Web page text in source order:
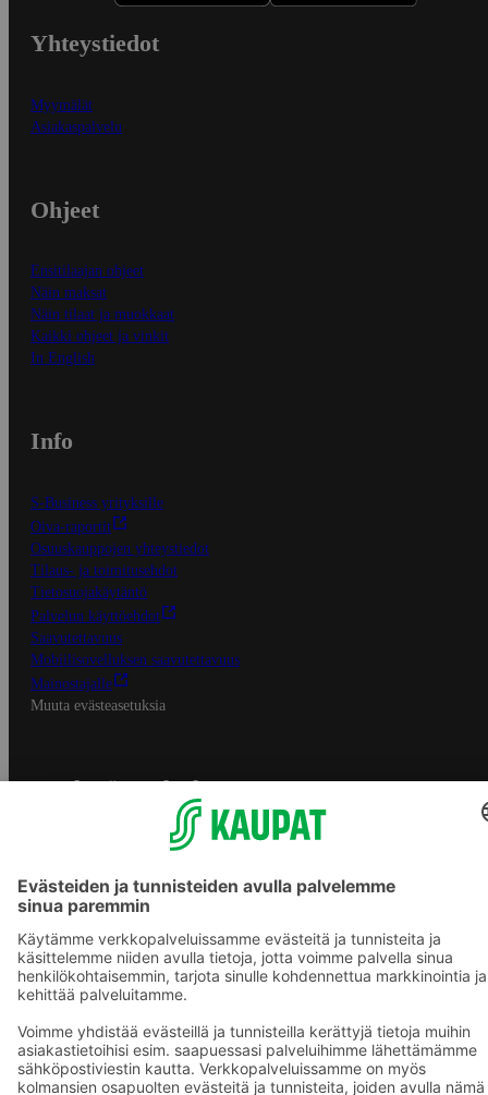
Yhteystiedot
Myymälät
Asiakaspalvelu
Ohjeet
Ensitilaajan ohjeet
Näin maksat
Näin tilaat ja muokkaat
Kaikki ohjeet ja vinkit
In English
Info
S-Business yrityksille
Oiva-raportit
Osuuskauppojen yhteystiedot
Tilaus- ja toimitusehdot
Tietosuojakäytäntö
Palvelun käyttöehdot
Saavutettavuus
Mobiilisovelluksen saavutettavuus
Mainostajalle
Muuta evästeasetuksia
S-ryhmän palvelut
Asiakasomistajuus
Yhteishyvä Ruoka -sovellus
Prisma.fi
Sokos.fi
S-Pankki
Sokos Hotels
Raflaamo